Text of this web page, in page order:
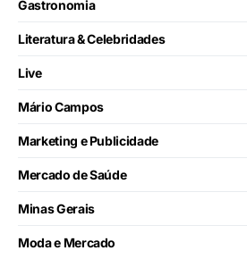
Gastronomia
Literatura & Celebridades
Live
Mário Campos
Marketing e Publicidade
Mercado de Saúde
Minas Gerais
Moda e Mercado